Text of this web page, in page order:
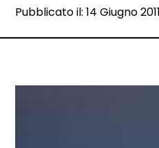
Data e ora:
Pubblicato il: 14 Giugno
Dettagli